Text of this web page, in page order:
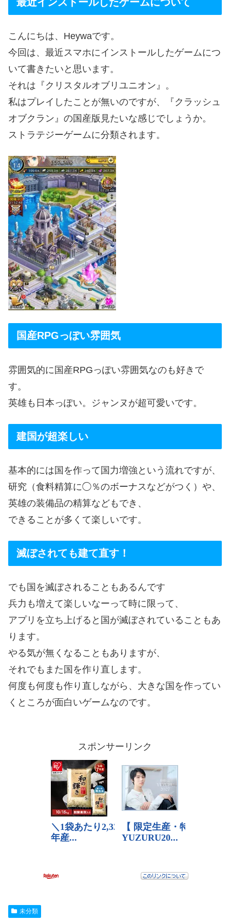
こんにちは、Heywaです。
今回は、最近スマホにインストールしたゲームにつ
いて書きたいと思います。
それは『クリスタルオブリユニオン』。
私はプレイしたことが無いのですが、『クラッシュ
オブクラン』の国産版見たいな感じでしょうか。
ストラテジーゲームに分類されます。
国産RPGっぽい雰囲気
雰囲気的に国産RPGっぽい雰囲気なのも好きで
す。
英雄も日本っぽい。ジャンヌが超可愛いです。
建国が超楽しい
基本的には国を作って国力増強という流れですが、
研究（食料精算に◯％のボーナスなどがつく）や、
英雄の装備品の精算などもでき、
できることが多くて楽しいです。
滅ぼされても建て直す！
でも国を滅ぼされることもあるんです
兵力も増えて楽しいなーって時に限って、
アプリを立ち上げると国が滅ぼされていることもあ
ります。
やる気が無くなることもありますが、
それでもまた国を作り直します。
何度も何度も作り直しながら、大きな国を作ってい
くところが面白いゲームなのです。
スポンサーリンク
未分類